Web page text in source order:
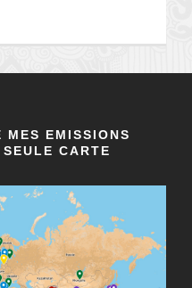
MES EMISSIONS
CARTE